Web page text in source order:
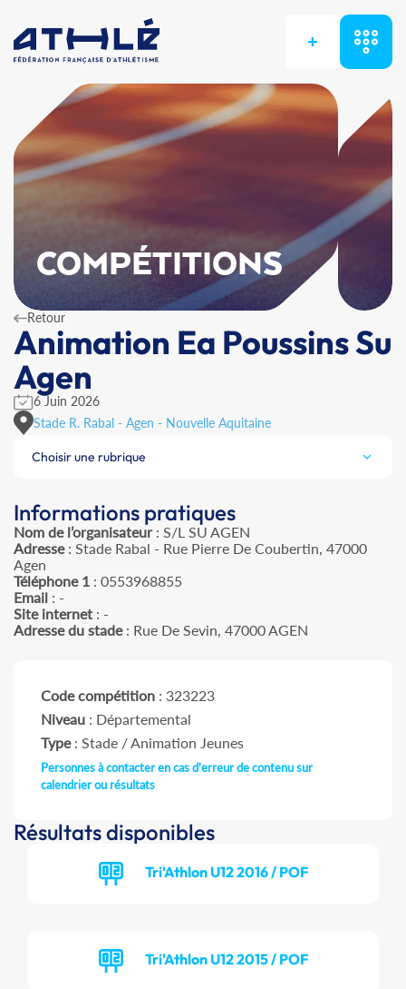
+
COMPÉTITIONS
Retour
Animation Ea Poussins Su
Agen
6 Juin 2026
Stade R. Rabal - Agen - Nouvelle Aquitaine
Choisir une rubrique
Informations pratiques
Nom de l’organisateur: S/L SU AGEN
Adresse: Stade Rabal - Rue Pierre De Coubertin, 47000
Agen
Téléphone 1 : 0553968855
Email : -
Site internet : -
Adresse du stade: Rue De Sevin, 47000 AGEN
Code compétition : 323223
Niveau : Départemental
Type: Stade / Animation Jeunes
Personnes à contacter en cas d'erreur de contenu sur
calendrier ou résultats
Résultats disponibles
Tri'Athlon U12 2016 / POF
Tri'Athlon U12 2015 / POF